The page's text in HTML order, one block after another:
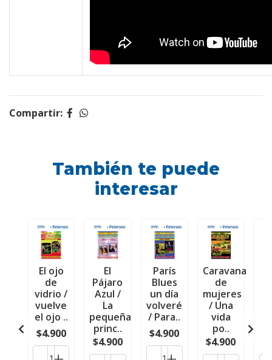
Compartir:
También te puede
interesar
El ojo
de
vidrio /
vuelve
el ojo ..
$4.900
El
Pájaro
Azul /
La
pequeña
princ..
$4.900
París
Blues
un día
volveré
/ Para..
$4.900
Caravana
de
mujeres
/ Una
vida
po..
$4.900